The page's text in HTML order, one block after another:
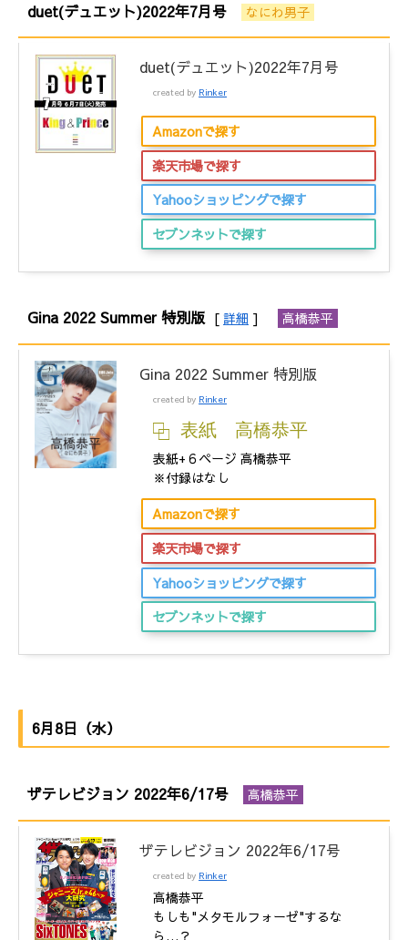
duet(デュエット)2022年7月号 なにわ男子
duet(デュエット)2022年7月号
created by Rinker
Amazonで探す
楽天市場で探す
Yahooショッピングで探す
セブンネットで探す
Gina 2022 Summer 特別版 [ 詳細 ] 高橋恭平
Gina 2022 Summer 特別版
created by Rinker
表紙 高橋恭平
表紙+６ページ 高橋恭平
※付録はなし
Amazonで探す
楽天市場で探す
Yahooショッピングで探す
セブンネットで探す
6月8日（水）
ザテレビジョン 2022年6/17号 高橋恭平
ザテレビジョン 2022年6/17号
created by Rinker
高橋恭平
もしも"メタモルフォーゼ"するな
ら…？